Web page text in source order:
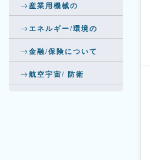
産業用機械の
エネルギー/環境の
金融/保険について
航空宇宙/ 防衛